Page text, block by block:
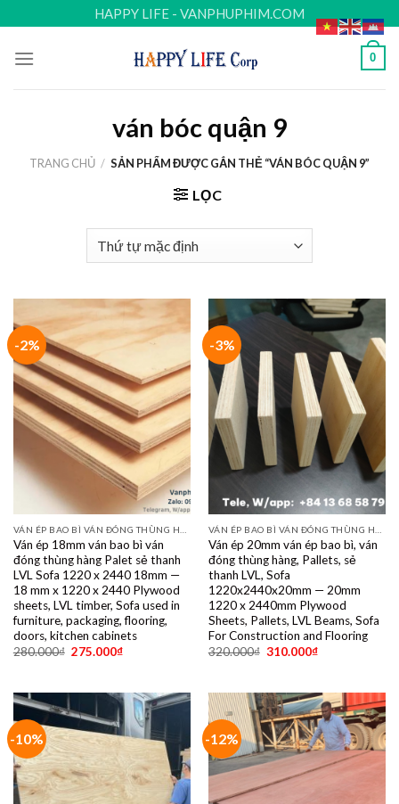
to
content
HAPPY LIFE - VANPHUPHIM.COM
0
ván bóc quận 9
TRANG CHỦ / SẢN PHẨM ĐƯỢC GẮN THẺ “VÁN BÓC QUẬN 9”
LỌC
-2%
Ván ép 18mm ván bao bì ván
đóng thùng hàng Palet sẻ thanh
LVL Sofa 1220 x 2440 18mm —
18 mm x 1220 x 2440 Plywood
sheets, LVL timber, Sofa used in
furniture, packaging, flooring,
doors, kitchen cabinets
280.000₫ 275.000₫
-3%
Ván ép 20mm ván ép bao bì, ván
đóng thùng hàng, Pallets, sẻ
thanh LVL, Sofa
1220x2440x20mm — 20mm
1220 x 2440mm Plywood
Sheets, Pallets, LVL Beams, Sofa
For Construction and Flooring
320.000₫ 310.000₫
-10% -12%